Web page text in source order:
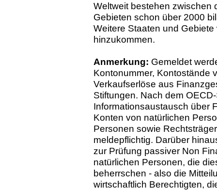
Weltweit bestehen zwischen
Gebieten schon über 2000
Weitere Staaten und
hinzukommen.
Anmerkung: Gemeldet
Kontonummer, Kontostände
Verkaufserlöse aus
Stiftungen. Nach dem
Informa­tionsaustausch über
Konten von natürlichen
Personen sowie
meldepflichtig. Darüber
zur Prüfung passiver Non
natürlichen Personen, die
beherrschen - also die
wirtschaftlich Berechtigten,